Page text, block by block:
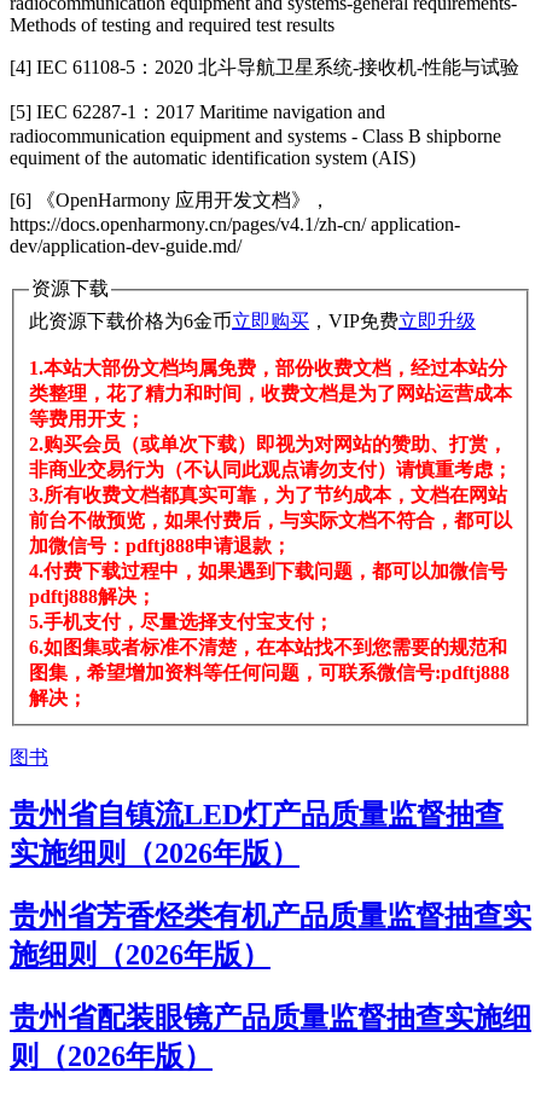
Methods of testing and required test results
[4] IEC 61108-5：2020 北斗导航卫星系统-接收机-性能与试验
[5] IEC 62287-1：2017 Maritime navigation and
radiocommunication equipment and systems - Class B shipborne
equiment of the automatic identification system (AIS)
[6] 《OpenHarmony 应用开发文档》，
https://docs.openharmony.cn/pages/v4.1/zh-cn/ application-
dev/application-dev-guide.md/
资源下载
此资源下载价格为6金币立即购买 ，VIP免费立即升级
1.本站大部份文档均属免费，部份收费文档，经过本站分
类整理，花了精力和时间，收费文档是为了网站运营成本
等费用开支；
2.购买会员（或单次下载）即视为对网站的赞助、打赏，
非商业交易行为（不认同此观点请勿支付）请慎重考虑；
3.所有收费文档都真实可靠，为了节约成本，文档在网站
前台不做预览，如果付费后，与实际文档不符合，都可以
加微信号：pdftj888申请退款；
4.付费下载过程中，如果遇到下载问题，都可以加微信号
pdftj888解决；
5.手机支付，尽量选择支付宝支付；
6.如图集或者标准不清楚，在本站找不到您需要的规范和
图集，希望增加资料等任何问题，可联系微信号:pdftj888
解决；
图书
贵州省自镇流LED灯产品质量监督抽查
实施细则（2026年版）
贵州省芳香烃类有机产品质量监督抽查实
施细则（2026年版）
贵州省配装眼镜产品质量监督抽查实施细
则（2026年版）